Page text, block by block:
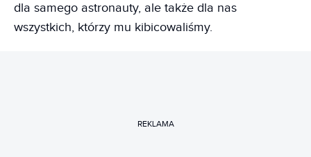
dla samego astronauty, ale także dla nas
wszystkich, którzy mu kibicowaliśmy.
REKLAMA